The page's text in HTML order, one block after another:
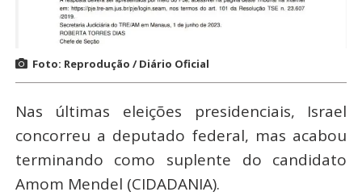
Foto: Reprodução / Diário Oficial
Nas últimas eleições presidenciais, Israel
concorreu a deputado federal, mas acabou
terminando como suplente do candidato
Amom Mendel (CIDADANIA).